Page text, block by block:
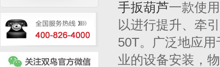
手扳葫芦一款使
以进行提升、牵
50T。广泛地应
业的设备安装，